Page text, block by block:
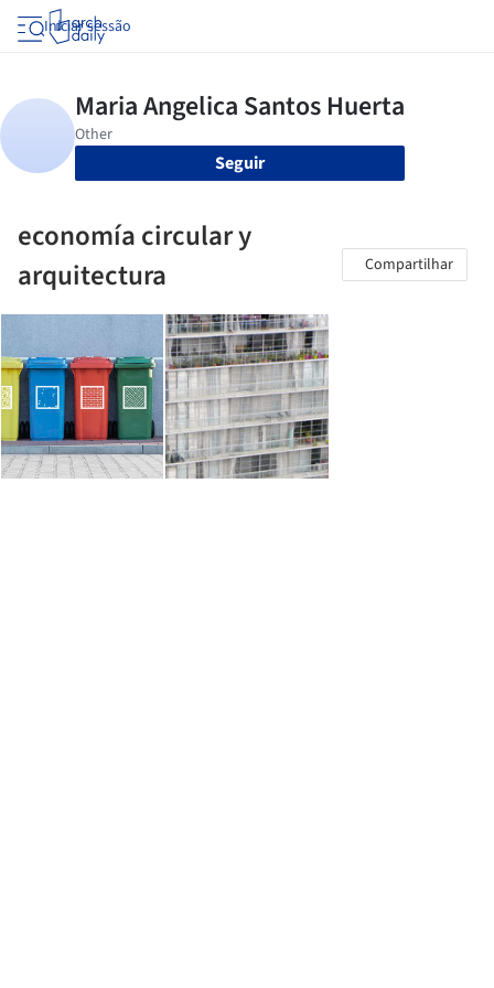
Iniciar sessão
Seguir
economía circular y
arquitectura
Compartilhar